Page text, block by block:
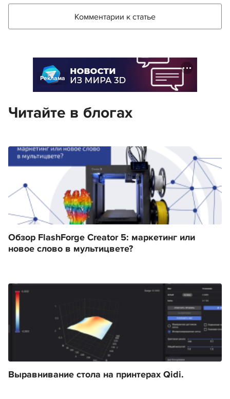
Комментарии к статье
Реклама
Читайте в блогах
Обзор FlashForge Creator 5: маркетинг или
новое слово в мультицвете?
Выравнивание стола на принтерах Qidi.